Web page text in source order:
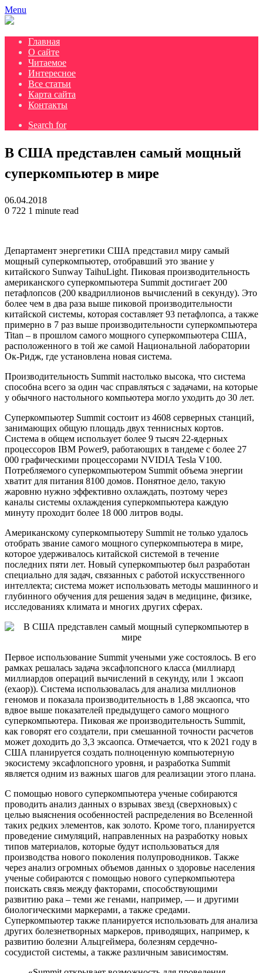
Menu
Главная
О сайте
Читаемое
Интересное
Все статьи
Карта сайта
Контакты
Search for
В США представлен самый мощный
суперкомпьютер в мире
06.04.2018
0 722 1 minute read
Департамент энергетики США представил миру самый
мощный суперкомпьютер, отобравший это звание у
китайского Sunway TaihuLight. Пиковая производительность
американского суперкомпьютера Summit достигает 200
петафлопсов (200 квадриллионов вычислений в секунду). Это
более чем в два раза выше пиковой производительности
китайской системы, которая составляет 93 петафлопса, а также
примерно в 7 раз выше производительности суперкомпьютера
Titan – в прошлом самого мощного суперкомпьютера США,
расположенного в той же самой Национальной лаборатории
Ок-Ридж, где установлена новая система.
Производительность Summit настолько высока, что система
способна всего за один час справляться с задачами, на которые
у обычного настольного компьютера могло уходить до 30 лет.
Суперкомпьютер Summit состоит из 4608 серверных станций,
занимающих общую площадь двух теннисных кортов.
Система в общем использует более 9 тысяч 22-ядерных
процессоров IBM Power9, работающих в тандеме с более 27
000 графическими процессорами NVIDIA Tesla V100.
Потребляемого суперкомпьютером Summit объема энергии
хватит для питания 8100 домов. Понятное дело, такую
жаровню нужно эффективно охлаждать, поэтому через
каналы системы охлаждения суперкомпьютера каждую
минуту проходит более 18 000 литров воды.
Американскому суперкомпьютеру Summit не только удалось
отобрать звание самого мощного суперкомпьютера в мире,
которое удерживалось китайской системой в течение
последних пяти лет. Новый суперкомпьютер был разработан
специально для задач, связанных с работой искусственного
интеллекта; система может использовать методы машинного и
глубинного обучения для решения задач в медицине, физике,
исследованиях климата и многих других сферах.
Первое использование Summit учеными уже состоялось. В его
рамках решалась задача эксафлопсного класса (миллиард
миллиардов операций вычислений в секунду, или 1 эксаоп
(exaop)). Система использовалась для анализа миллионов
геномов и показала производительность в 1,88 эксаопса, что
вдвое выше показателей предыдущего самого мощного
суперкомпьютера. Пиковая же производительность Summit,
как говорят его создатели, при смешанной точности расчетов
может доходить до 3,3 эксаопса. Отмечается, что к 2021 году в
США планируется создать полноценную компьютерную
экосистему эксафлопсного уровня, и разработка Summit
является одним из важных шагов для реализации этого плана.
С помощью нового суперкомпьютера ученые собираются
проводить анализ данных о взрывах звезд (сверхновых) с
целью выяснения особенностей распределения во Вселенной
таких редких элементов, как золото. Кроме того, планируется
проведение симуляций, направленных на разработку новых
типов материалов, которые будут использоваться для
производства нового поколения полупроводников. Также
через анализ огромных объемов данных о здоровье населения
ученые собираются с помощью нового суперкомпьютера
поискать связь между факторами, способствующими
развитию рака – теми же генами, например, — и другими
биологическими маркерами, а также средами.
Суперкомпьютер также планируется использовать для анализа
других болезнетворных маркеров, приводящих, например, к
развитию болезни Альцгеймера, болезням сердечно-
сосудистой системы, а также различным зависимостям.